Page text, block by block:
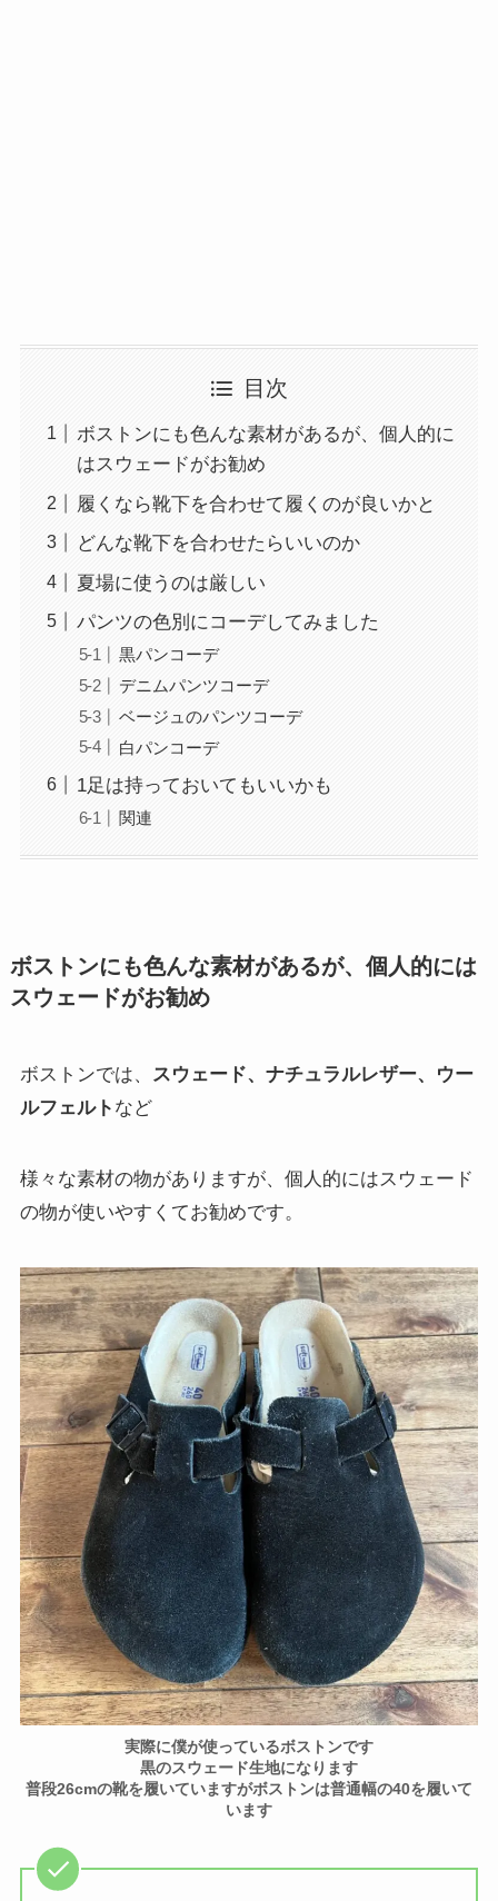
目次
ボストンにも色んな素材があるが、個人的に
はスウェードがお勧め
履くなら靴下を合わせて履くのが良いかと
どんな靴下を合わせたらいいのか
夏場に使うのは厳しい
パンツの色別にコーデしてみました
黒パンコーデ
デニムパンツコーデ
ベージュのパンツコーデ
白パンコーデ
1足は持っておいてもいいかも
関連
ボストンにも色んな素材があるが、個人的には
スウェードがお勧め
ボストンでは、
スウェード、ナチュラルレザー、ウー
ルフェルト など
様々な素材の物がありますが、個人的にはスウェード
の物が使いやすくてお勧めです。
実際に僕が使っているボストンです
黒のスウェード生地になります
普段26cmの靴を履いていますがボストンは普通幅の40を履いて
います